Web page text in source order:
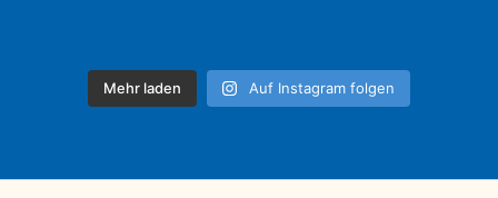
Mehr laden Auf Instagram folgen